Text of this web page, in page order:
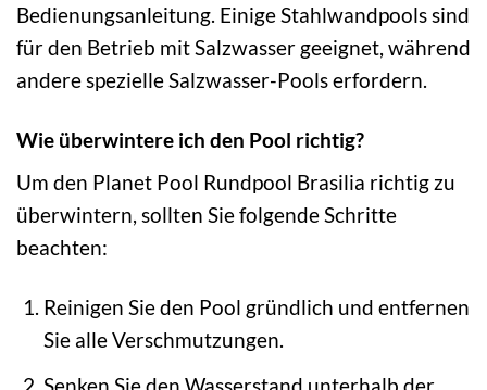
Bedienungsanleitung. Einige Stahlwandpools sind
für den Betrieb mit Salzwasser geeignet, während
andere spezielle Salzwasser-Pools erfordern.
Wie überwintere ich den Pool richtig?
Um den Planet Pool Rundpool Brasilia richtig zu
überwintern, sollten Sie folgende Schritte
beachten:
Reinigen Sie den Pool gründlich und entfernen
Sie alle Verschmutzungen.
Senken Sie den Wasserstand unterhalb der